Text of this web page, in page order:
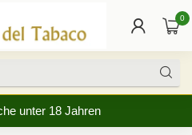
0
unter 18 Jahren